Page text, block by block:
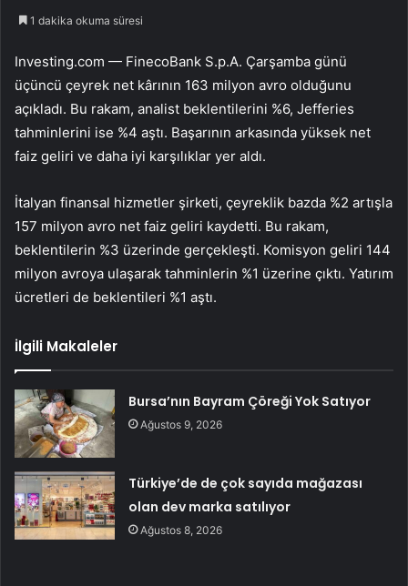
1 dakika okuma süresi
Investing.com — FinecoBank S.p.A. Çarşamba günü
üçüncü çeyrek net kârının 163 milyon avro olduğunu
açıkladı. Bu rakam, analist beklentilerini %6, Jefferies
tahminlerini ise %4 aştı. Başarının arkasında yüksek net
faiz geliri ve daha iyi karşılıklar yer aldı.
İtalyan finansal hizmetler şirketi, çeyreklik bazda %2 artışla
157 milyon avro net faiz geliri kaydetti. Bu rakam,
beklentilerin %3 üzerinde gerçekleşti. Komisyon geliri 144
milyon avroya ulaşarak tahminlerin %1 üzerine çıktı. Yatırım
ücretleri de beklentileri %1 aştı.
İlgili Makaleler
Bursa’nın Bayram Çöreği Yok Satıyor
Ağustos 9, 2026
Türkiye’de de çok sayıda mağazası
olan dev marka satılıyor
Ağustos 8, 2026